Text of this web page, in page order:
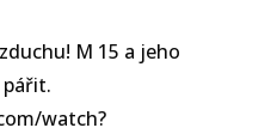
M 15 a jeho
pářit.
watch?